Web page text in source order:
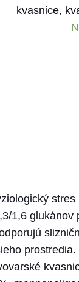
kvasnice,
stres
1,6
prostredia.